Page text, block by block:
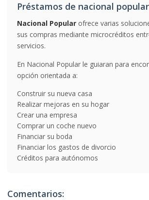
Préstamos de nacional popular
Nacional Popular ofrece varias
sus compras mediante microcréditos
servicios.
En Nacional Popular le guiaran para
opción orientada a:
Construir su nueva casa
Realizar mejoras en su hogar
Crear una empresa
Comprar un coche nuevo
Financiar su boda
Financiar los gastos de divorcio
Créditos para autónomos
Comentarios: